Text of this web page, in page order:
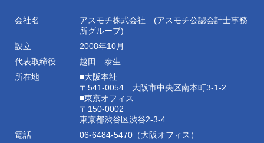
会社名
アスモチ株式会社 (アスモチ公認会計士事務
所グループ)
設立
2008年10月
代表取締役
越田 泰生
所在地
■大阪本社
〒541-0054 大阪市中央区南本町3-1-2
■東京オフィス
〒150-0002
東京都渋谷区渋谷2-3-4
電話
06-6484-5470（大阪オフィス）